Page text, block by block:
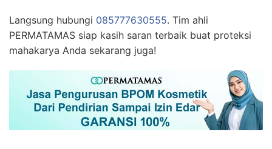
Langsung hubungi 085777630555. Tim ahli
PERMATAMAS siap kasih saran terbaik buat proteksi
mahakarya Anda sekarang juga!